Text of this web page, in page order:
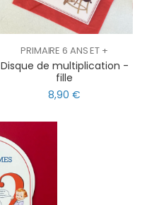
PRIMAIRE 6 ANS ET +
Disque de multiplication -
fille
8,90 €